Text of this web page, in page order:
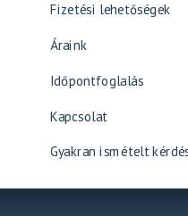
Fizetési lehetőségek
Áraink
Időpontfoglalás
Kapcsolat
Gyakran ismételt